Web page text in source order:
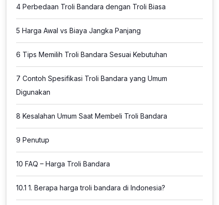
4 Perbedaan Troli Bandara dengan Troli Biasa
5 Harga Awal vs Biaya Jangka Panjang
6 Tips Memilih Troli Bandara Sesuai Kebutuhan
7 Contoh Spesifikasi Troli Bandara yang Umum
Digunakan
8 Kesalahan Umum Saat Membeli Troli Bandara
9 Penutup
10 FAQ – Harga Troli Bandara
10.1 1. Berapa harga troli bandara di Indonesia?